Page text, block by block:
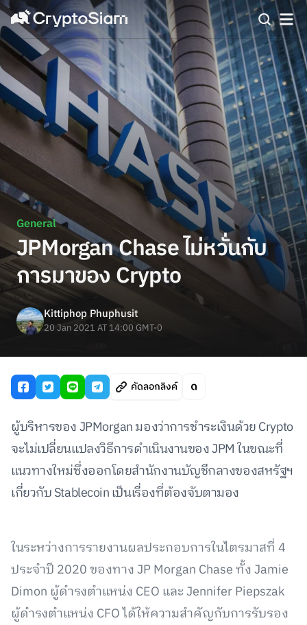
General
JPMorgan Chase ไม่หวั่นกับ
การมาของ Crypto
Kittiphop Phuphusit
20 Jan 2021 AT 14:00 GMT-0
คัดลอกลิงค์
ผู้บริหารของ JPMorgan มองว่าการชำระเงินด้วย Crypto
จะไม่เปลี่ยนแปลงวิธีการดำเนินงานของ JPM ในขณะที่
แนวทางใหม่ซึ่งออกโดยสำนักงานบัญชีกลางของสหรัฐฯ
เกี่ยวกับ Stablecoin เป็นเรื่องที่ต้องจับตามอง
ในระหว่างการรายงานผลประกอบการในไตรมาสที่ 4
ประจำปี 2020 ของทาง JP Morgan Chase ทั้ง Jamie
Dimon ผู้ดำรงตำแหน่ง CEO และ Jennifer Piepszak
ผู้ดำรงตำแหน่ง CFO ได้ให้ความสำคัญกับการรับรอง